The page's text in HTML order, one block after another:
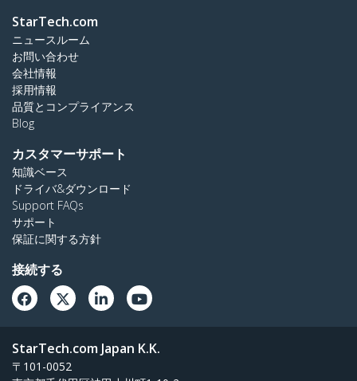
StarTech.com
ニュースルーム
お問い合わせ
会社情報
採用情報
品質とコンプライアンス
Blog
カスタマーサポート
知識ベース
ドライバ&ダウンロード
Support FAQs
サポート
保証に関する方針
接続する
StarTech.com Japan K.K.
〒101-0052